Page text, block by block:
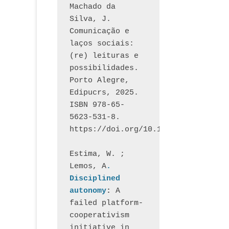
Machado da
Silva, J.
Comunicação e
laços sociais:
(re) leituras e
possibilidades.
Porto Alegre,
Edipucrs, 2025.
ISBN 978-65-
5623-531-8.
https://doi.org/10.15448/1877.3
Estima, W. ;
Lemos, A.
Disciplined
autonomy: A
failed platform-
cooperativism